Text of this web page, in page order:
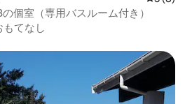
個室（専用バスルーム付き）
もてなし
です。